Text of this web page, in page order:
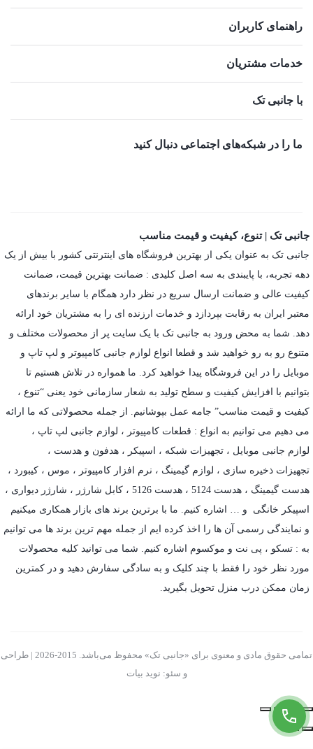
راهنمای کاربران
خدمات مشتریان
با جانبی تک
ما را در شبکه‌های اجتماعی دنبال کنید
جانبی تک | تنوع، کیفیت و قیمت مناسب
جانبی تک به عنوان یکی از بهترین فروشگاه های اینترنتی کشور با بیش از یک
دهه تجربه، با پایبندی به سه اصل کلیدی : ضمانت بهترین قیمت، ضمانت
کیفیت عالی و ضمانت ارسال سریع در نظر دارد همگام با سایر برندهای
معتبر ایران به رقابت بپردازد و خدمات ارزنده ای را به مشتریان خود ارائه
دهد. شما به محض ورود به جانبی تک با یک سایت پر از محصولات مختلف و
متنوع رو به رو خواهید شد و قطعا انواع لوازم جانبی کامپیوتر و لپ تاپ و
موبایل را در این فروشگاه پیدا خواهید کرد. ما همواره در تلاش هستیم تا
بتوانیم با افزایش کیفیت و سطح تولید به شعار سازمانی خود یعنی “تنوع ،
کیفیت و قیمت مناسب” جامه عمل بپوشانیم. از جمله محصولاتی که ما ارائه
می دهیم می توانیم به انواع : قطعات کامپیوتر ، لوازم جانبی لپ تاپ ،
لوازم جانبی موبایل ، تجهیزات شبکه ، اسپیکر ، هدفون و هدست ،
تجهیزات ذخیره سازی ، لوازم گیمینگ ، نرم افزار کامپیوتر ، موس ، کیبورد ،
هدست گیمینگ ، هدست 5124 ، هدست 5126 ، کابل شارژر ، شارژر دیواری ،
اسپیکر خانگی و … اشاره کنیم. ما با برترین برند های بازار همکاری میکنیم
و نمایندگی رسمی آن ها را اخذ کرده ایم از جمله مهم ترین برند ها می توانیم
به : تسکو ، پی نت و موکسوم اشاره کنیم. شما می توانید کلیه محصولات
مورد نظر خود را فقط با چند کلیک و به سادگی سفارش دهید و در کمترین
زمان ممکن درب منزل تحویل بگیرید.
تمامی حقوق مادی و معنوی برای «جانبی تک» محفوظ می‌باشد. 2015-2026 | طراحی
و سئو: نوید بیات